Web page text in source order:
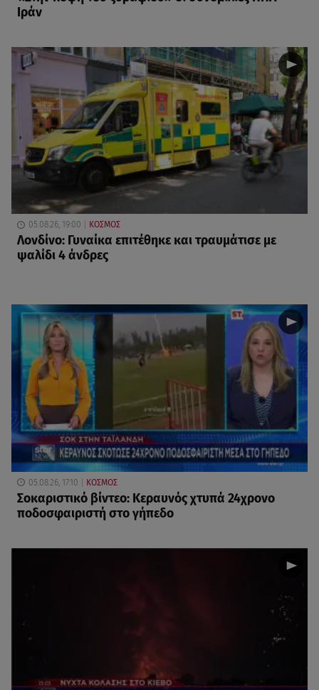
Ιράν
05.08.26, 19:00 ΚΟΣΜΟΣ
Λονδίνο: Γυναίκα επιτέθηκε και τραυμάτισε με
ψαλίδι 4 άνδρες
05.08.26, 17:10 ΚΟΣΜΟΣ
Σοκαριστικό βίντεο: Κεραυνός χτυπά 24χρονο
ποδοσφαιριστή στο γήπεδο